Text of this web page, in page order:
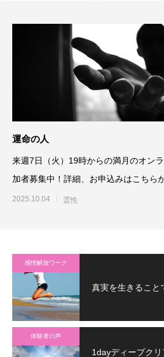
運命の人
来週7日（火）19時からの満月のオン
加者募集中！詳細、お申込みはこちら
瞑想会さ
2025.10.04 霊性
感情解放ワーク
真実を生きること
体験者の声
1dayディープクリ